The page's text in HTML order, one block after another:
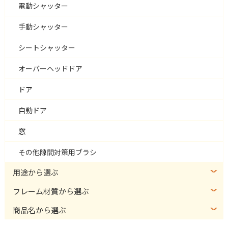
電動シャッター
手動シャッター
シートシャッター
オーバーヘッドドア
ドア
自動ドア
窓
その他隙間対策用ブラシ
用途から選ぶ
フレーム材質から選ぶ
商品名から選ぶ